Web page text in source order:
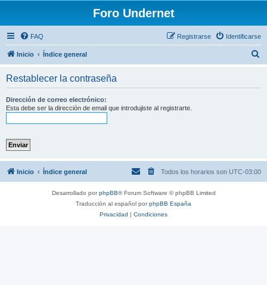
Foro Undernet
FAQ Identificarse
Registrarse
Inicio Índice general
Restablecer la contraseña
Dirección de correo electrónico:
Esta debe ser la dirección de email que introdujiste al registrarte.
Inicio Índice general Todos los horarios son UTC-03:00
Desarrollado porphpBB® Forum Software © phpBB Limited
Traducción al español porphpBB España
Privacidad | Condiciones